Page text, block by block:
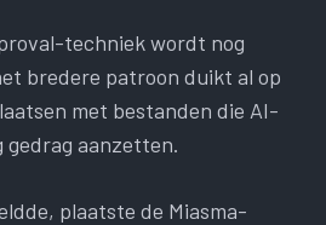
techniek wordt nog
bredere patroon duikt al op
met bestanden die AI-
aanzetten.
plaatste de Miasma-